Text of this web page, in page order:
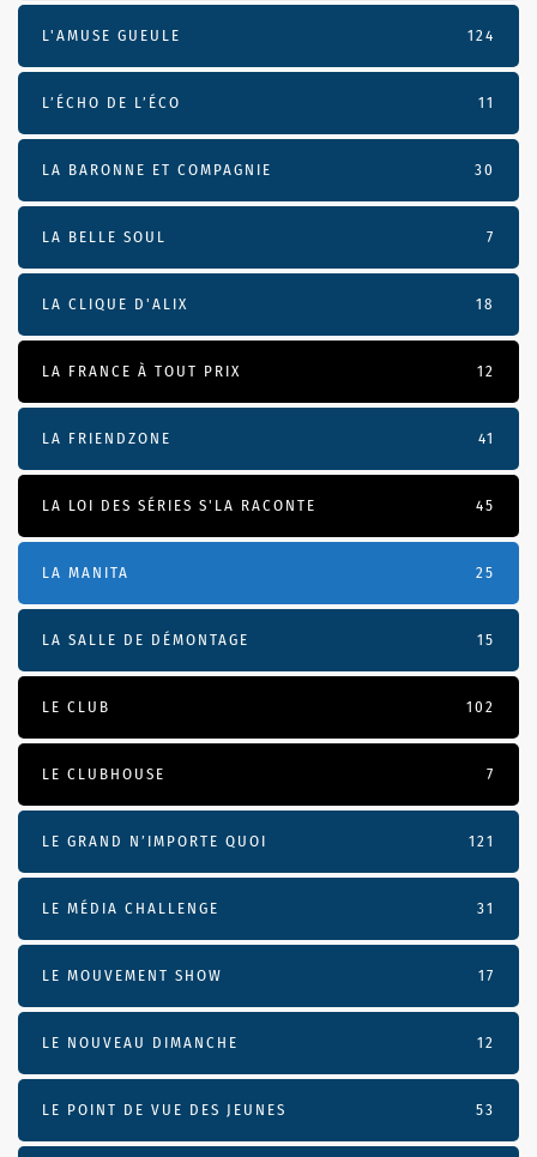
L'AMUSE GUEULE 124
L’ÉCHO DE L’ÉCO 11
LA BARONNE ET COMPAGNIE 30
LA BELLE SOUL 7
LA CLIQUE D'ALIX 18
LA FRANCE À TOUT PRIX 12
LA FRIENDZONE 41
LA LOI DES SÉRIES S'LA RACONTE 45
LA MANITA 25
LA SALLE DE DÉMONTAGE 15
LE CLUB 102
LE CLUBHOUSE 7
LE GRAND N’IMPORTE QUOI 121
LE MÉDIA CHALLENGE 31
LE MOUVEMENT SHOW 17
LE NOUVEAU DIMANCHE 12
LE POINT DE VUE DES JEUNES 53